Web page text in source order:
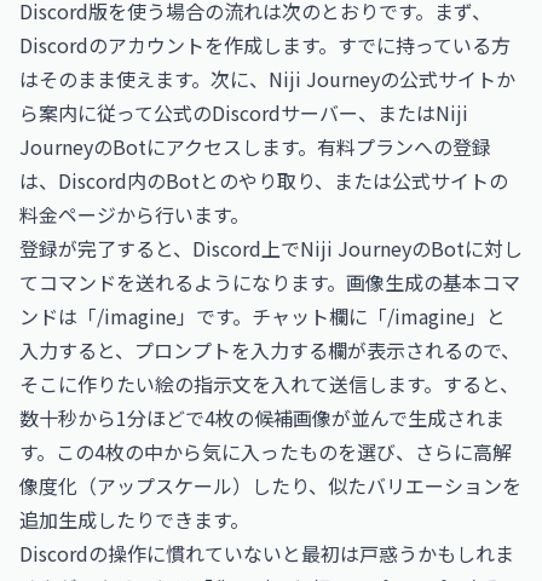
Discord版を使う場合の流れは次のとおりです。まず、
Discordのアカウントを作成します。すでに持っている方
はそのまま使えます。次に、Niji Journeyの公式サイトか
ら案内に従って公式のDiscordサーバー、またはNiji
JourneyのBotにアクセスします。有料プランへの登録
は、Discord内のBotとのやり取り、または公式サイトの
料金ページから行います。
登録が完了すると、Discord上でNiji JourneyのBotに対し
てコマンドを送れるようになります。画像生成の基本コマ
ンドは「/imagine」です。チャット欄に「/imagine」と
入力すると、プロンプトを入力する欄が表示されるので、
そこに作りたい絵の指示文を入れて送信します。すると、
数十秒から1分ほどで4枚の候補画像が並んで生成されま
す。この4枚の中から気に入ったものを選び、さらに高解
像度化（アップスケール）したり、似たバリエーションを
追加生成したりできます。
Discordの操作に慣れていないと最初は戸惑うかもしれま